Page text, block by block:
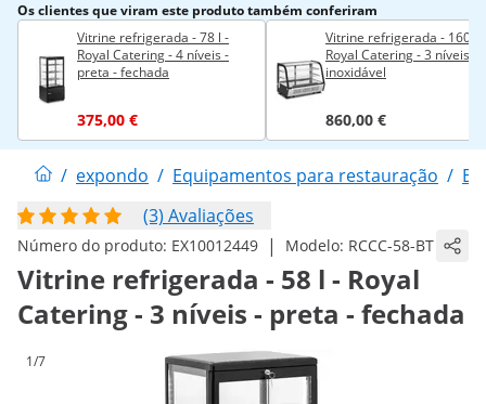
Os clientes que viram este produto também conferiram
Vitrine refrigerada - 78 l -
Royal Catering - 4 níveis -
preta - fechada
375,00 €
Vitrine refrigerada - 160 l -
Royal Catering - 3 níveis -
inoxidável
860,00 €
/ expondo / Equipamentos para restauração /
(3) Avaliações
Número do produto: EX10012449 | Modelo: RCCC-58-BT
Vitrine refrigerada - 58 l - Royal
Catering - 3 níveis - preta - fechada
1/7